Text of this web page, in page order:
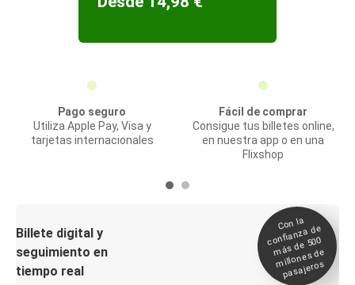
Pago seguro
Utiliza Apple Pay, Visa y
tarjetas internacionales
Fácil de comprar
Consigue tus billetes online,
en nuestra app o en una
Flixshop
Billete digital y
seguimiento en
tiempo real
Con la
confianza de
más de 500
millones de
pasajeros